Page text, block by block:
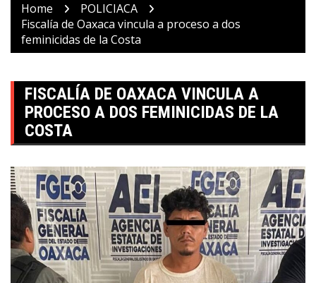
Home
POLICIACA
Fiscalía de Oaxaca vincula a proceso a dos
feminicidas de la Costa
FISCALÍA DE OAXACA VINCULA A
PROCESO A DOS FEMINICIDAS DE LA
COSTA